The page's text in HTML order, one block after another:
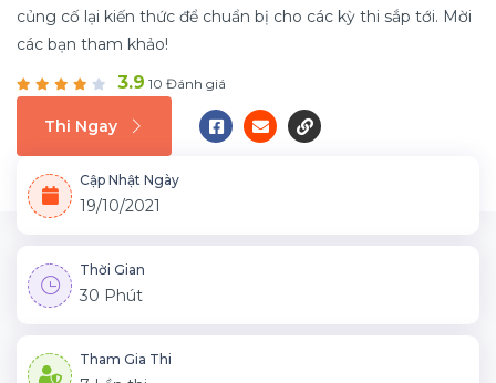
củng cố lại kiến thức để chuẩn bị cho các kỳ thi sắp tới. Mời
các bạn tham khảo!
3.9 10 Đánh giá
Thi Ngay
Cập Nhật Ngày
19/10/2021
Thời Gian
30 Phút
Tham Gia Thi